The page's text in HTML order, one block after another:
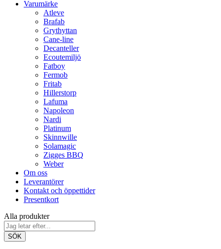
Varumärke
Atleve
Brafab
Grythyttan
Cane-line
Decanteller
Ecoutemiljö
Fatboy
Fermob
Fritab
Hillerstorp
Lafuma
Napoleon
Nardi
Platinum
Skinnwille
Solamagic
Zigges BBQ
Weber
Om oss
Leverantörer
Kontakt och öppettider
Presentkort
Alla produkter
SÖK